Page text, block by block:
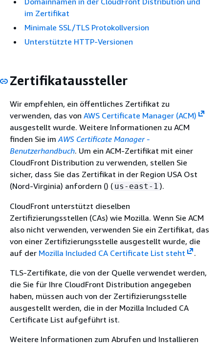
im Zertifikat
Minimale SSL/TLS Protokollversion
Unterstützte HTTP-Versionen
Zertifikataussteller
Wir empfehlen, ein öffentliches Zertifikat zu
verwenden, das von AWS Certificate Manager (ACM)
ausgestellt wurde. Weitere Informationen zu ACM
finden Sie im AWS Certificate Manager -
Benutzerhandbuch. Um ein ACM-Zertifikat mit einer
CloudFront Distribution zu verwenden, stellen Sie
sicher, dass Sie das Zertifikat in der Region USA Ost
(Nord-Virginia) anfordern () ( us-east-1 ).
CloudFront unterstützt dieselben
Zertifizierungsstellen (CAs) wie Mozilla. Wenn Sie ACM
also nicht verwenden, verwenden Sie ein Zertifikat, das
von einer Zertifizierungsstelle ausgestellt wurde, die
auf der Mozilla Included CA Certificate List steht
.
TLS-Zertifikate, die von der Quelle verwendet werden,
die Sie für Ihre CloudFront Distribution angegeben
haben, müssen auch von der Zertifizierungsstelle
ausgestellt werden, die in der Mozilla Included CA
Certificate List aufgeführt ist.
Weitere Informationen zum Abrufen und Installieren